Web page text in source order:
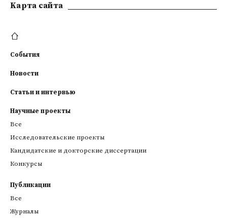
Kарта сайта
События
Новости
Статьи и интервью
Научные проекты
Все
Исследовательские проекты
Кандидатские и докторские диссертации
Конкурсы
Публикации
Все
Журналы